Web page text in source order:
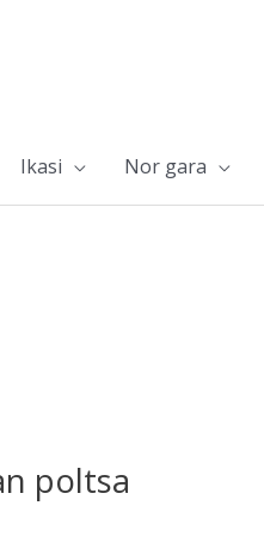
Ikasi Nor gara
poltsa